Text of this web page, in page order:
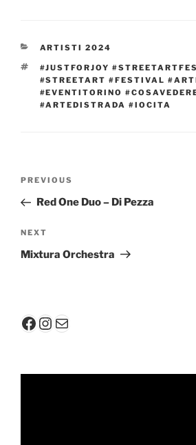
CATEGORIES
ARTISTI 2024
TAGS
#JUSTFORJOY
#STREETART #FESTIVAL
#EVENTITORINO
#ARTEDISTRADA #IOCITA
Previous
Post
PREVIOUS
Red One Duo – Di Pezza
Next
Post
NEXT
Mixtura Orchestra
Facebook
Instagram
Mail